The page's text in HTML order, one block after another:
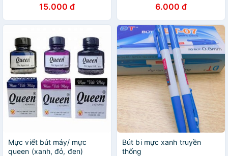
15.000 đ 6.000 đ
Mực viết bút máy/ mực
queen (xanh, đỏ, đen)
Bút bi mực xanh truyền
thống